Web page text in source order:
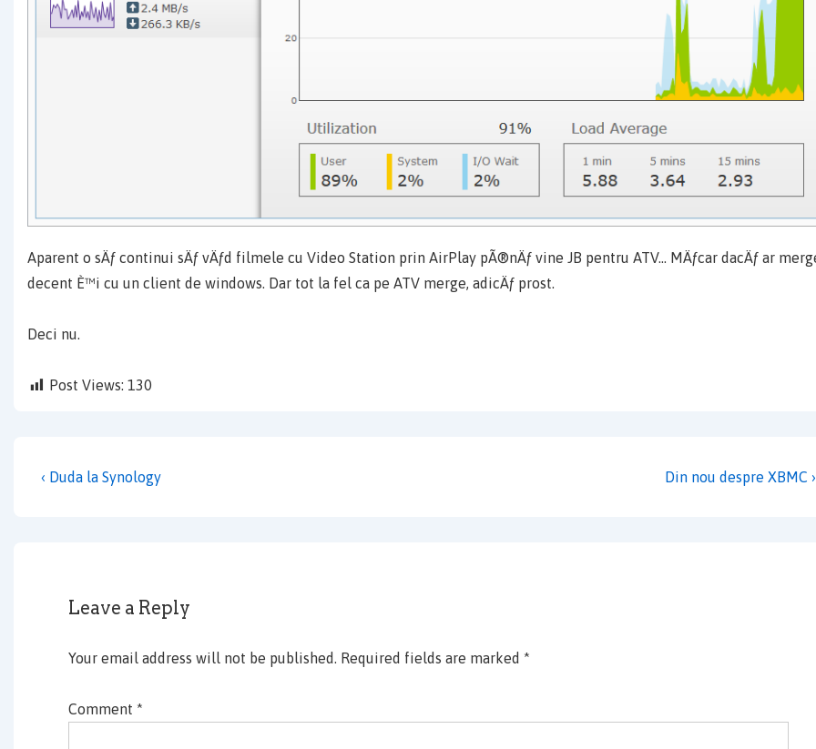
Aparent o sÄƒ continui sÄƒ vÄƒd filmele cu Video Station prin AirPlay pÃ®nÄƒ vine JB pentru ATV… MÄƒcar dacÄƒ ar
decent È™i cu un client de windows. Dar tot la fel ca pe ATV merge, adicÄƒ prost.
Deci nu.
Post Views: 130
Post
Previous
‹ Duda la Synology
Next
Din nou despre XBMC ›
Leave a Reply
Your email address will not be published. Required fields are marked *
Comment *